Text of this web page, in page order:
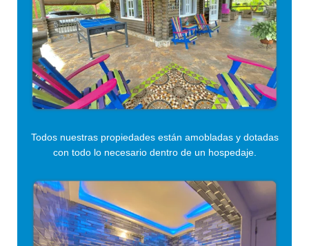
Todos nuestras propiedades están amobladas y dotadas
con todo lo necesario dentro de un hospedaje.